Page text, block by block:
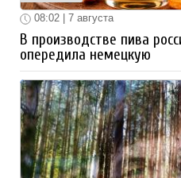
08:02 | 7 августа
В производстве пива
опередила немецкую